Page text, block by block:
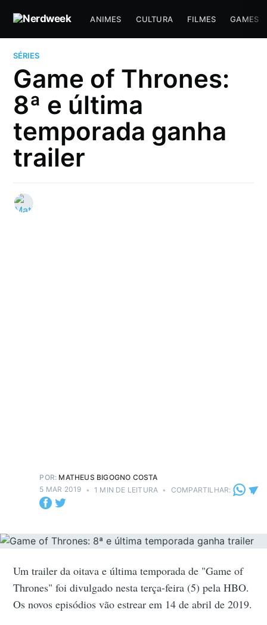
ANIMES CULTURA FILMES GAMES
SÉRIES
Game of Thrones:
8ª e última
temporada ganha
trailer
POR: MATHEUS BIGOGNO COSTA
5 MAR 2019 • 1 MIN DE LEITURA • COMPARTILHAR:
Um trailer da oitava e última temporada de "Game of
Thrones" foi divulgado nesta terça-feira (5) pela HBO.
Os novos episódios vão estrear em 14 de abril de 2019.